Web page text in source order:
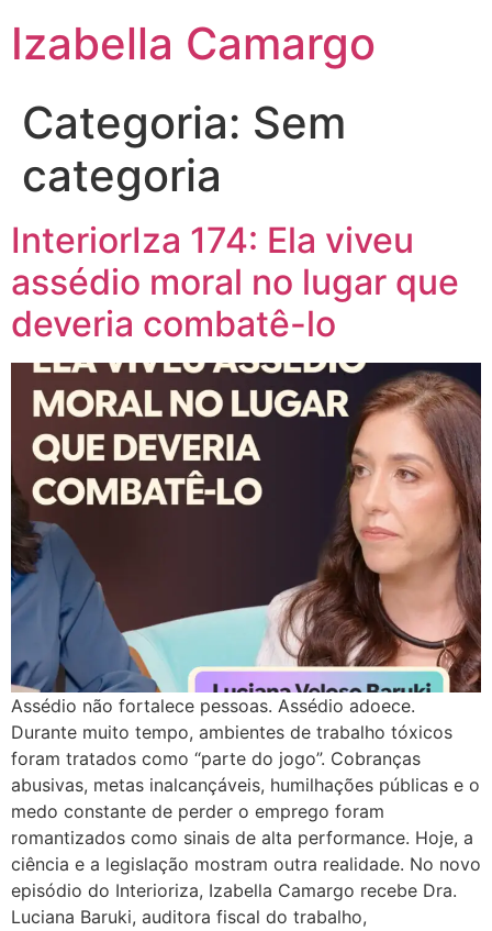
Izabella Camargo
Categoria: Sem
categoria
InteriorIza 174: Ela viveu
assédio moral no lugar que
deveria combatê-lo
Assédio não fortalece pessoas. Assédio adoece.
Durante muito tempo, ambientes de trabalho tóxicos
foram tratados como “parte do jogo”. Cobranças
abusivas, metas inalcançáveis, humilhações públicas e o
medo constante de perder o emprego foram
romantizados como sinais de alta performance. Hoje, a
ciência e a legislação mostram outra realidade. No novo
episódio do Interioriza, Izabella Camargo recebe Dra.
Luciana Baruki, auditora fiscal do trabalho,